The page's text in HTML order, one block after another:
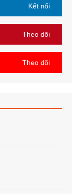
Kết nối
Theo dõi
Theo dõi